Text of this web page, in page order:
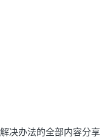
决办法的全部内容分享